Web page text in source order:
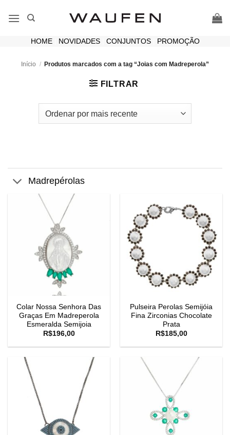
HOME| NOVIDADES| CONJUNTOS| PROMOÇÃO
Início / Produtos marcados com a tag “Joias com Madreperola”
FILTRAR
Madrepérolas
Colar Nossa Senhora Das
Graças Em Madreperola
Esmeralda Semijoia
R$196,00
Pulseira Perolas Semijóia
Fina Zirconias Chocolate
Prata
R$185,00